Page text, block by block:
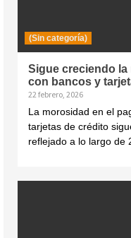
(Sin categoría)
Sigue creciendo
con bancos y
22 febrero, 2026
La morosidad en el
tarjetas de crédito
reflejado a lo largo de